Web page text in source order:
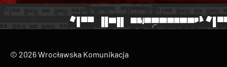
© 2026 Wrocławska Komunikacja